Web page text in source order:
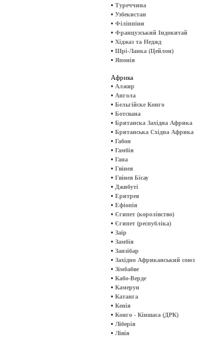
• Туреччина
• Узбекистан
• Філіппіни
• Французський Індокитай
• Хіджаз та Неджд
• Шрі-Ланка (Цейлон)
• Японія
Африка
• Алжир
• Ангола
• Бельгійске Конго
• Ботсвана
• Британска Західна Африка
• Британська Східна Африка
• Габон
• Гамбія
• Гана
• Гвінея
• Гвінея Бісау
• Джибуті
• Еритрея
• Ефіопія
• Єгипет (королівство)
• Єгипет (республіка)
• Заїр
• Замбія
• Занзібар
• Західно Африканський союз
• Зімбабве
• Кабо-Верде
• Камерун
• Катанга
• Кенія
• Конго - Кіншаса (ДРК)
• Ліберія
• Лівія